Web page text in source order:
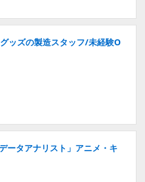
ッズの製造スタッフ/未経験O
ータアナリスト」アニメ・キ